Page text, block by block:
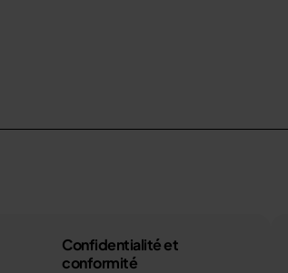
Confidentialité et
conformité